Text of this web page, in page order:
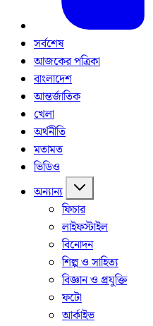
সর্বশেষ
আজকের পত্রিকা
বাংলাদেশ
আন্তর্জাতিক
খেলা
অর্থনীতি
মতামত
ভিডিও
অন্যান্য
ফিচার
লাইফস্টাইল
বিনোদন
শিল্প ও সাহিত্য
বিজ্ঞান ও প্রযুক্তি
ফটো
আর্কাইভ